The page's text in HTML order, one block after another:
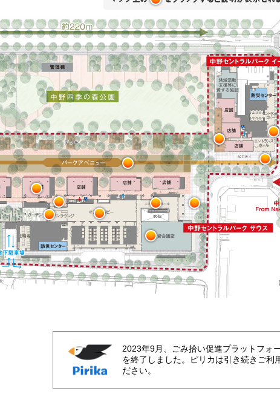
2023年9月、ごみ拾い促進プラットフォ
を終了しました。ピリカは引き続きご利
ださい。